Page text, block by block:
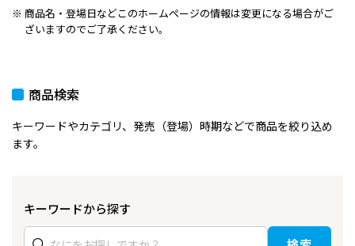
商品名・登場日などこのホームページの情報は変更になる場合がご
ざいますのでご了承ください。
商品検索
キーワードやカテゴリ、発売（登場）時期などで商品を絞り込め
ます。
キーワードから探す